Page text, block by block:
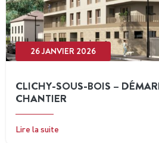
26 JANVIER 2026
CLICHY-SOUS-BOIS –
CHANTIER
Lire la suite